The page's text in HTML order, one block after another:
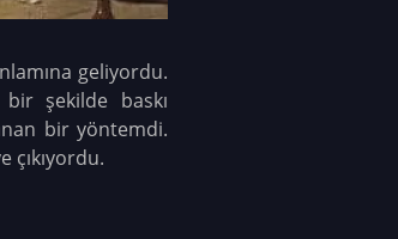
geliyordu.
şekilde baskı
bir yöntemdi.